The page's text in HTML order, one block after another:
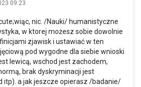
09:23
nic. /Nauki/ humanistyczne
w ktorej możesz sobie dowolnie
zjawisk i ustawiać w ten
pod wygodne dla siebie wnioski
lewicą, wschod jest zachodem,
brak dyskryminacji jest
itp). a jak jeszcze opierasz /badanie/